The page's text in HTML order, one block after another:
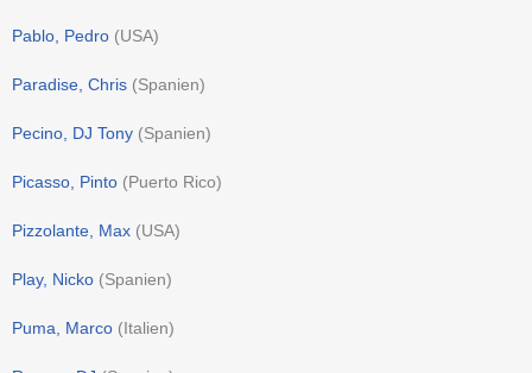
Pablo, Pedro (USA)
Paradise, Chris (Spanien)
Pecino, DJ Tony (Spanien)
Picasso, Pinto (Puerto Rico)
Pizzolante, Max (USA)
Play, Nicko (Spanien)
Puma, Marco (Italien)